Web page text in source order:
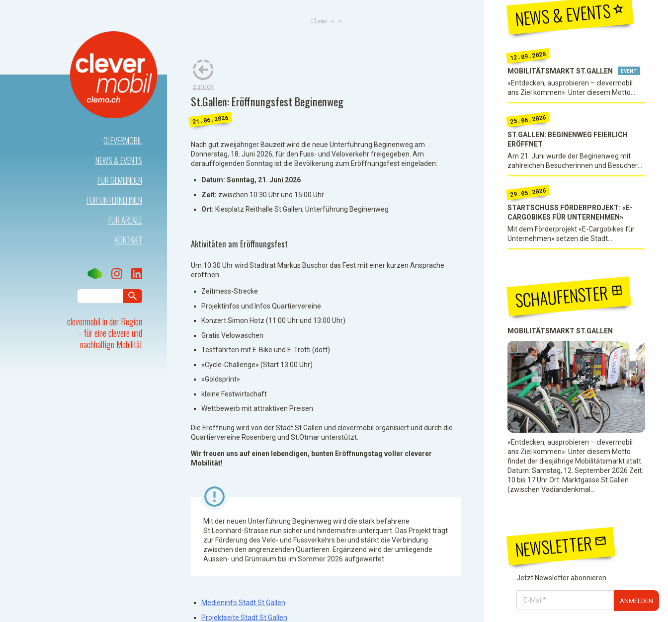
CLEVERMOBIL
NEWS & EVENTS
FÜR GEMEINDEN
FÜR UNTERNEHMEN
FÜR AREALE
KONTAKT
clevermobil in der Region
- für eine clevere und
nachhaltige Mobilität
Clemo > >
zurück
St.Gallen: Eröffnungsfest Beginenweg
21.06.2026
Nach gut zweijähriger Bauzeit wird die neue Unterführung Beginenweg am
Donnerstag, 18. Juni 2026, für den Fuss- und Veloverkehr freigegeben. Am
darauffolgenden Sonntag ist die Bevölkerung zum Eröffnungsfest eingeladen:
Datum: Sonntag, 21. Juni 2026
Zeit: zwischen 10:30 Uhr und 15:00 Uhr
Ort: Kiesplatz Reithalle St.Gallen, Unterführung Beginenweg
Aktivitäten am Eröffnungsfest
Um 10:30 Uhr wird Stadtrat Markus Buschor das Fest mit einer kurzen Ansprache
eröffnen.
Zeitmess-Strecke
Projektinfos und Infos Quartiervereine
Konzert Simon Hotz (11:00 Uhr und 13:00 Uhr)
Gratis Velowaschen
Testfahrten mit E-Bike und E-Trotti (dott)
«Cycle-Challenge» (Start 13:00 Uhr)
«Goldsprint»
kleine Festwirtschaft
Wettbewerb mit attraktiven Preisen
Die Eröffnung wird von der Stadt St.Gallen und clevermobil organisiert und durch die
Quartiervereine Rosenberg und St.Otmar unterstützt.
Wir freuen uns auf einen lebendigen, bunten Eröffnungstag voller cleverer
Mobilität!
Mit der neuen Unterführung Beginenweg wird die stark befahrene
St.Leonhard-Strasse nun sicher und hindernisfrei unterquert. Das Projekt trägt
zur Förderung des Velo- und Fussverkehrs bei und stärkt die Verbindung
zwischen den angrenzenden Quartieren. Ergänzend wird der umliegende
Aussen- und Grünraum bis im Sommer 2026 aufgewertet.
Medieninfo Stadt St.Gallen
Projektseite Stadt St.Gallen
NEWS & EVENTS
12.09.2026
MOBILITÄTSMARKT ST.GALLEN EVENT
«Entdecken, ausprobieren – clevermobil
ans Ziel kommen»: Unter diesem Motto
findet der diesjährige Mobilitätsmarkt statt.
Datum: Samstag, 12. September 2026 Zeit:
10 bis 17 Uhr Ort: Marktgasse St.Gallen
(zwischen Vadiandenkmal…
25.06.2026
ST.GALLEN: BEGINENWEG FEIERLICH
ERÖFFNET
Am 21. Juni wurde der Beginenweg mit
zahlreichen Besucherinnen und Besuchern
feierlich eröffnet. Ein wichtiger Meilenstein
für den Fuss- und Veloverkehr in der Stadt
St.Gallen. Die neue Unterführung zwischen
Lokremise…
29.05.2026
STARTSCHUSS FÖRDERPROJEKT: «E-
CARGOBIKES FÜR UNTERNEHMEN»
Mit dem Förderprojekt «E-Cargobikes für
Unternehmen» setzen die Stadt
Rapperswil-Jona, die Stadt Rorschach
Zeichen für nachhaltige Mobilität im
Geschäftsalltag….
SCHAUFENSTER
MOBILITÄTSMARKT ST.GALLEN
«Entdecken, ausprobieren – clevermobil
ans Ziel kommen»: Unter diesem Motto
findet der diesjährige Mobilitätsmarkt statt.
Datum: Samstag, 12. September 2026 Zeit:
10 bis 17 Uhr Ort: Marktgasse St.Gallen
(zwischen Vadiandenkmal…
NEWSLETTER
Jetzt Newsletter abonnieren
ANMELDEN